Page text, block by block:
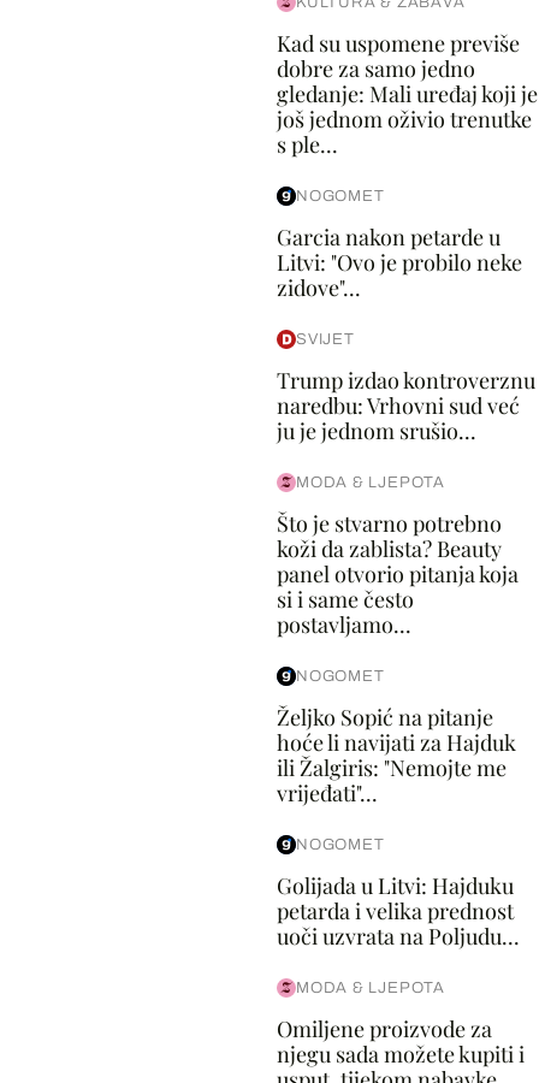
Kad su uspomene previše
dobre za samo jedno
gledanje: Mali uređaj koji je
još jednom oživio trenutke
s ple...
NOGOMET
Garcia nakon petarde u
Litvi: "Ovo je probilo neke
zidove"...
SVIJET
Trump izdao kontroverznu
naredbu: Vrhovni sud već
ju je jednom srušio...
MODA & LJEPOTA
Što je stvarno potrebno
koži da zablista? Beauty
panel otvorio pitanja koja
si i same često
postavljamo...
NOGOMET
Željko Sopić na pitanje
hoće li navijati za Hajduk
ili Žalgiris: "Nemojte me
vrijeđati"...
NOGOMET
Golijada u Litvi: Hajduku
petarda i velika prednost
uoči uzvrata na Poljudu...
MODA & LJEPOTA
Omiljene proizvode za
njegu sada možete kupiti i